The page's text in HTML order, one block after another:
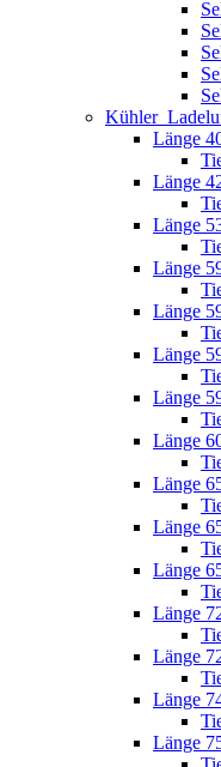
Länge
Länge
Länge
Länge
Länge
Länge
Länge
Länge
Länge
Länge
Länge
Länge
Länge
Länge
Länge